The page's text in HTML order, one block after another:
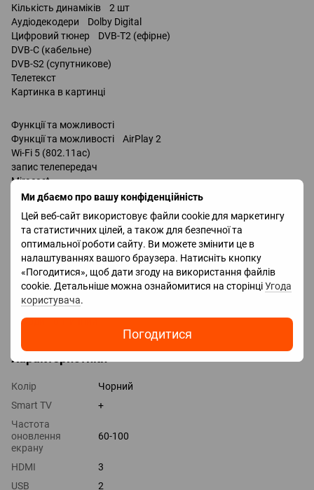
Ми дбаємо про вашу конфіденційність
Цей веб-сайт використовує файли cookie для маркетингу
та статистичних цілей, а також для безпечної та
оптимальної роботи сайту. Ви можете змінити це в
налаштуваннях вашого браузера. Натисніть кнопку
«Погодитися», щоб дати згоду на використання файлів
cookie. Детальніше можна ознайомитися на сторінціУгода
користувача.
Погодитися
Кількість динаміків 2 шт
Аудіодекодери Dolby Digital
Цифровий тюнер DVB-T2 (ефірне)
DVB-C (кабельне)
DVB-S2 (супутникове)
Телетекст
Картинка в картинці
Функції та можливості
Функції та можливості AirPlay 2
Wi-Fi 5 (802.11ac)
запис телепередач
Miracast
Bluetooth v 5.0
Amazon Alexa
Google Assistant
Роз'єми
Входи USB 2 шт
LAN
HDMI 3 шт
Версія HDMI v 2.0
Виходи оптичний
Характеристики
Колір
Чорний
Smart TV
+
Частота
оновлення
екрану
60-100
HDMI
3
USB
2